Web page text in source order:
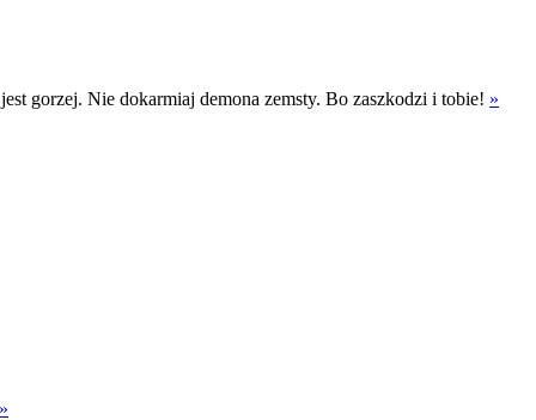
gorzej. Nie dokarmiaj demona zemsty. Bo zaszkodzi i tobie! »
»